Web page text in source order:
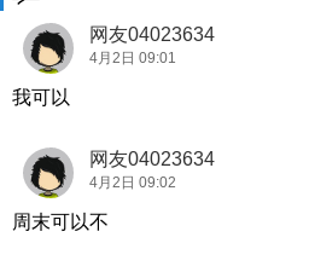
网友04023634
4月2日 09:01
我可以
网友04023634
4月2日 09:02
周末可以不